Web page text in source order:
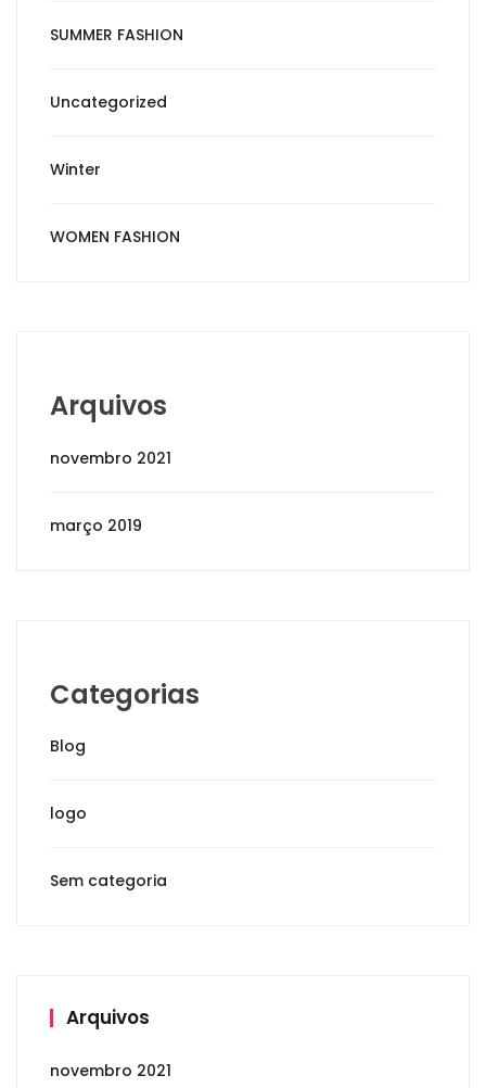
SUMMER FASHION
Uncategorized
Winter
WOMEN FASHION
Arquivos
novembro 2021
março 2019
Categorias
Blog
logo
Sem categoria
Arquivos
novembro 2021